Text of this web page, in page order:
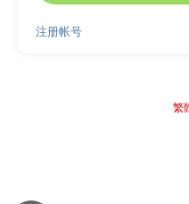
注册帐号
繁